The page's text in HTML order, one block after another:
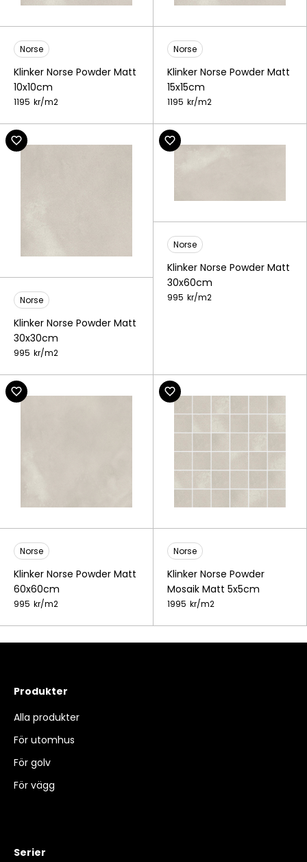
Norse
Klinker Norse Powder Matt
10x10cm
1195 kr/m2
Norse
Klinker Norse Powder Matt
15x15cm
1195 kr/m2
Norse
Klinker Norse Powder Matt
30x30cm
995 kr/m2
Norse
Klinker Norse Powder Matt
30x60cm
995 kr/m2
Norse
Klinker Norse Powder Matt
60x60cm
995 kr/m2
Norse
Klinker Norse Powder
Mosaik Matt 5x5cm
1995 kr/m2
Produkter
Alla produkter
För utomhus
För golv
För vägg
Serier